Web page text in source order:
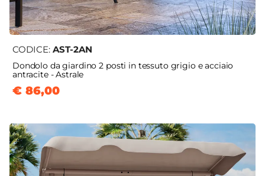
CODICE: AST-2AN
Dondolo da giardino 2 posti in tessuto grigio e acciaio
antracite - Astrale
€ 86,00